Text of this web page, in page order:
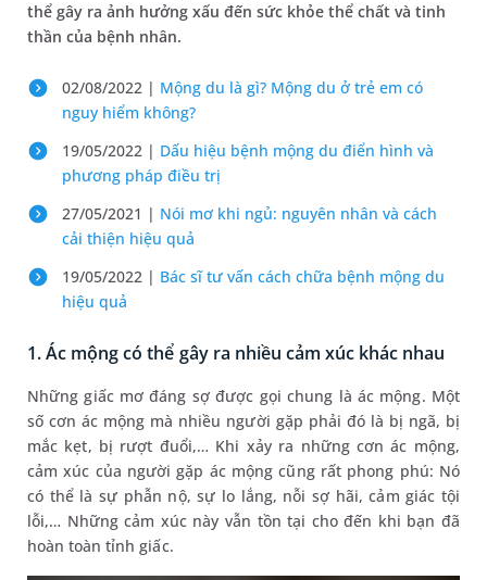
thể gây ra ảnh hưởng xấu đến sức khỏe thể chất và tinh
thần của bệnh nhân.
02/08/2022 | Mộng du là gì? Mộng du ở trẻ em có
nguy hiểm không?
19/05/2022 | Dấu hiệu bệnh mộng du điển hình và
phương pháp điều trị
27/05/2021 | Nói mơ khi ngủ: nguyên nhân và cách
cải thiện hiệu quả
19/05/2022 | Bác sĩ tư vấn cách chữa bệnh mộng du
hiệu quả
1. Ác mộng có thể gây ra nhiều cảm xúc khác nhau
Những giấc mơ đáng sợ được gọi chung là ác mộng. Một
số cơn ác mộng mà nhiều người gặp phải đó là bị ngã, bị
mắc kẹt, bị rượt đuổi,… Khi xảy ra những cơn ác mộng,
cảm xúc của người gặp ác mộng cũng rất phong phú: Nó
có thể là sự phẫn nộ, sự lo lắng, nỗi sợ hãi, cảm giác tội
lỗi,… Những cảm xúc này vẫn tồn tại cho đến khi bạn đã
hoàn toàn tỉnh giấc.